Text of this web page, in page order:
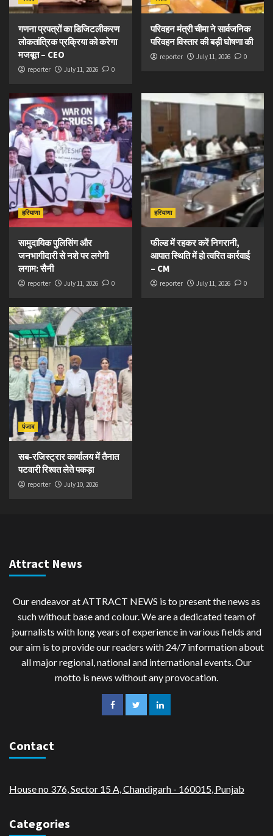
गणना प्रपत्रों का डिजिटलीकरण
लोकतांत्रिक प्रक्रिया को करेगा
मजबूत – CEO
reporter July 11, 2026 0
परिवहन मंत्री चीमा ने सार्वजनिक
परिवहन विस्तार की बड़ी घोषणा की
reporter July 11, 2026 0
हरियाणा
सामुदायिक पुलिसिंग और
जनभागीदारी से नशे पर लगेगी
लगाम: सैनी
reporter July 11, 2026 0
हरियाणा
फील्ड में रहकर करें निगरानी,
आपात स्थिति में हो त्वरित कार्रवाई
– CM
reporter July 11, 2026 0
पंजाब
सब-रजिस्ट्रार कार्यालय में तैनात
पटवारी रिश्वत लेते पकड़ा
reporter July 10, 2026
Attract News
Our endeavor at ATTRACT NEWS is to present the news as
such without base and colour. We are a dedicated team of
journalists with long years of experience in various fields and
our aim is to provide our readers with 24/7 information about
all major regional, national and international events. Our
motto is news without any provocation.
Contact
House no 376, Sector 15 A, Chandigarh - 160015, Punjab
Categories